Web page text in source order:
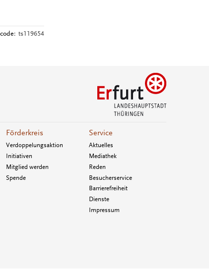
ts119654
Förderkreis
Verdoppelungsaktion
Initiativen
Mitglied werden
Spende
Service
Aktuelles
Mediathek
Reden
Besucherservice
Barrierefreiheit
Dienste
Impressum